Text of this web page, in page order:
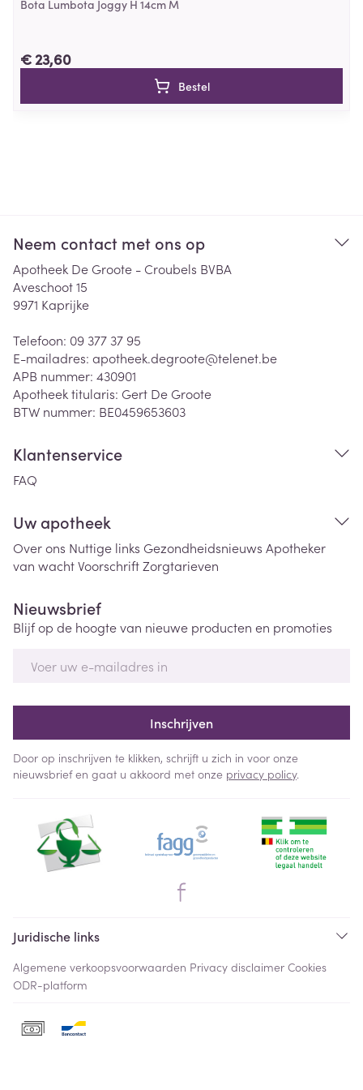
Bota Lumbota Joggy H 14cm M
€ 23,60
Bestel
Neem contact met ons op
Apotheek De Groote - Croubels BVBA
Aveschoot 15
9971 Kaprijke
Telefoon: 09 377 37 95
E-mailadres: apotheek.degroote@telenet.be
APB nummer: 430901
Apotheek titularis: Gert De Groote
BTW nummer: BE0459653603
Klantenservice
FAQ
Uw apotheek
Over ons Nuttige links Gezondheidsnieuws Apotheker
van wachtVoorschriftZorgtarieven
Nieuwsbrief
Blijf op de hoogte van nieuwe producten en promoties
Inschrijven
Door op inschrijven te klikken, schrijft u zich in voor onze
nieuwsbrief en gaat u akkoord met onze privacy policy.
Juridische links
Algemene verkoopsvoorwaarden Privacy disclaimer Cookies
ODR-platform